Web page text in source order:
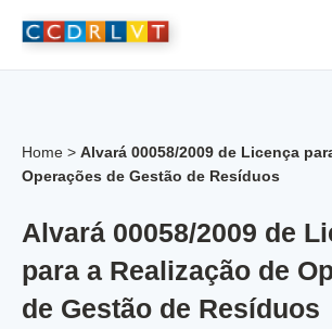
Home > Alvará 00058/2009 de Licença
Operações de Gestão de Resíduos
Alvará 00058/2009 de
para a Realização de
de Gestão de Resíduos